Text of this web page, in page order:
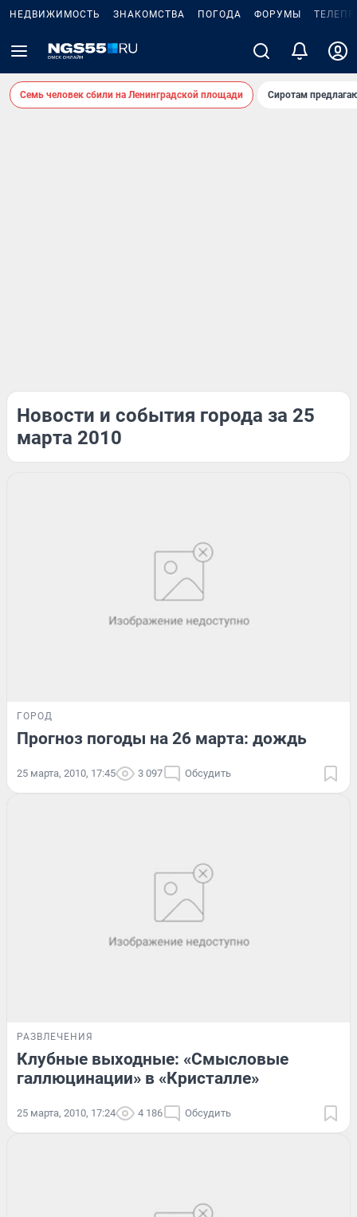
НЕДВИЖИМОСТЬ ЗНАКОМСТВА ПОГОДА ФОРУМЫ
Семь человек сбили на Ленинградской площади Сиротам
Новости и события города за 25
марта 2010
ГОРОД
Прогноз погоды на 26 марта: дождь
25 марта, 2010, 17:45 3 097 Обсудить
РАЗВЛЕЧЕНИЯ
Клубные выходные: «Смысловые
галлюцинации» в «Кристалле»
25 марта, 2010, 17:24 4 186 Обсудить